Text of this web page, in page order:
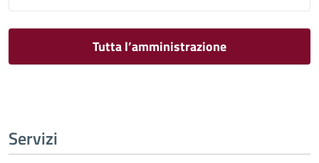
Tutta l’amministrazione
Servizi